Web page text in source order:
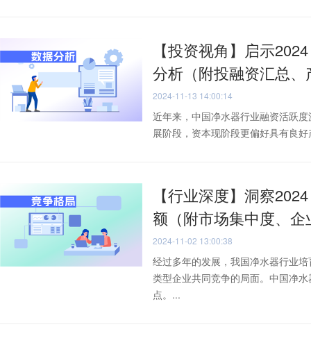
【投资视角】启示
分析（附投融资汇总
2024-11-13 14:00:14
近年来，中国净水器行业融资活跃
展阶段，资本现阶段更偏好具有良
【行业深度】洞察
额（附市场集中度、
2024-11-02 13:00:38
经过多年的发展，我国净水器行业
类型企业共同竞争的局面。中国净
点。...